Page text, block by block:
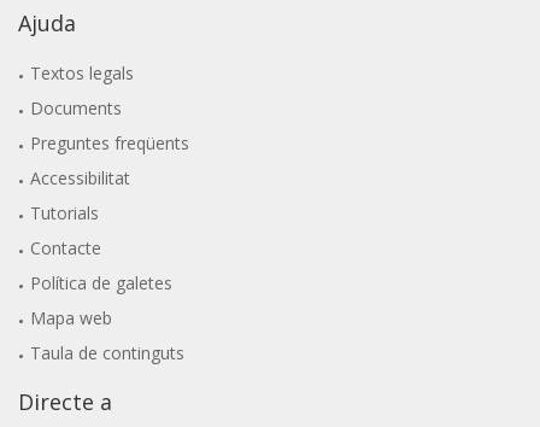
Ajuda
Textos legals
Documents
Preguntes freqüents
Accessibilitat
Tutorials
Contacte
Política de galetes
Mapa web
Taula de continguts
Directe a